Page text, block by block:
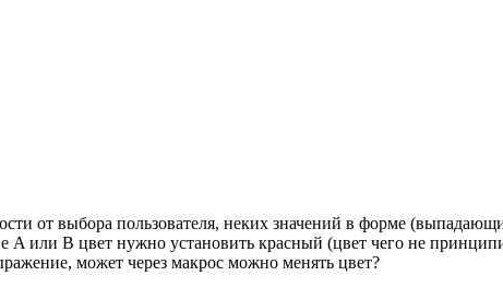
от выбора пользователя, неких значений в форме
A или B цвет нужно установить красный (цвет чего не
может через макрос можно менять цвет?